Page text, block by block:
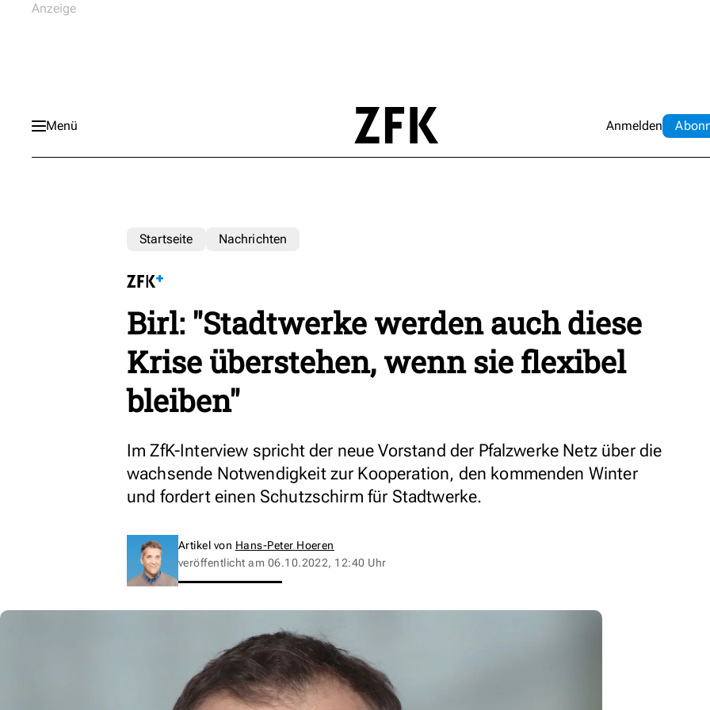
Menü Anmelden Abo
Startseite Nachrichten
Birl: "Stadtwerke werden auch diese
Krise überstehen, wenn sie flexibel
bleiben"
Im ZfK-Interview spricht der neue Vorstand der Pfalzwerke Netz über die
wachsende Notwendigkeit zur Kooperation, den kommenden Winter
und fordert einen Schutzschirm für Stadtwerke.
Artikel von Hans-Peter Hoeren
veröffentlicht am 06.10.2022, 12:40 Uhr